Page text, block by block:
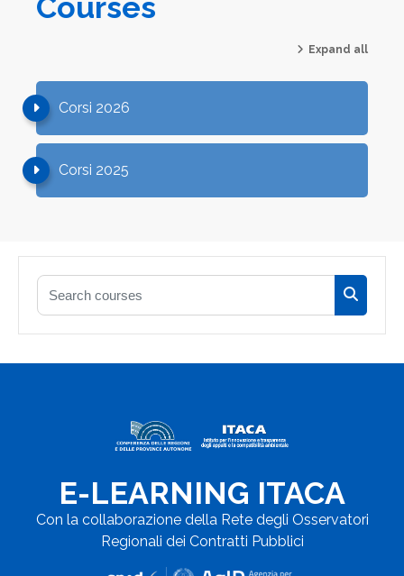
Courses
Expand all
Corsi 2026
Corsi 2025
Search courses
Search
E-LEARNING ITACA
Con la collaborazione della Rete degli Osservatori
Regionali dei Contratti Pubblici